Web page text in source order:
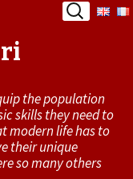
Search
the population
skills they need to
modern life has to
their unique
so many others